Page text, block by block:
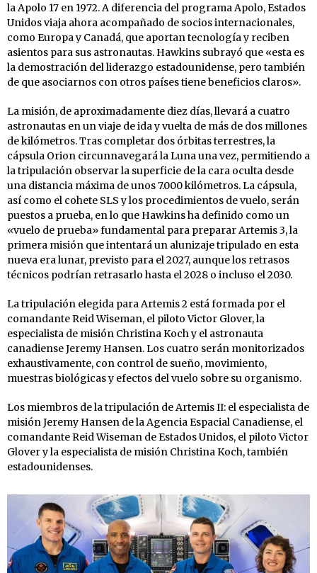
la Apolo 17 en 1972. A diferencia del programa Apolo, Estados
Unidos viaja ahora acompañado de socios internacionales,
como Europa y Canadá, que aportan tecnología y reciben
asientos para sus astronautas. Hawkins subrayó que «esta es
la demostración del liderazgo estadounidense, pero también
de que asociarnos con otros países tiene beneficios claros».
La misión, de aproximadamente diez días, llevará a cuatro
astronautas en un viaje de ida y vuelta de más de dos millones
de kilómetros. Tras completar dos órbitas terrestres, la
cápsula Orion circunnavegará la Luna una vez, permitiendo a
la tripulación observar la superficie de la cara oculta desde
una distancia máxima de unos 7.000 kilómetros. La cápsula,
así como el cohete SLS y los procedimientos de vuelo, serán
puestos a prueba, en lo que Hawkins ha definido como un
«vuelo de prueba» fundamental para preparar Artemis 3, la
primera misión que intentará un alunizaje tripulado en esta
nueva era lunar, previsto para el 2027, aunque los retrasos
técnicos podrían retrasarlo hasta el 2028 o incluso el 2030.
La tripulación elegida para Artemis 2 está formada por el
comandante Reid Wiseman, el piloto Victor Glover, la
especialista de misión Christina Koch y el astronauta
canadiense Jeremy Hansen. Los cuatro serán monitorizados
exhaustivamente, con control de sueño, movimiento,
muestras biológicas y efectos del vuelo sobre su organismo.
Los miembros de la tripulación de Artemis II: el especialista de
misión Jeremy Hansen de la Agencia Espacial Canadiense, el
comandante Reid Wiseman de Estados Unidos, el piloto Victor
Glover y la especialista de misión Christina Koch, también
estadounidenses.